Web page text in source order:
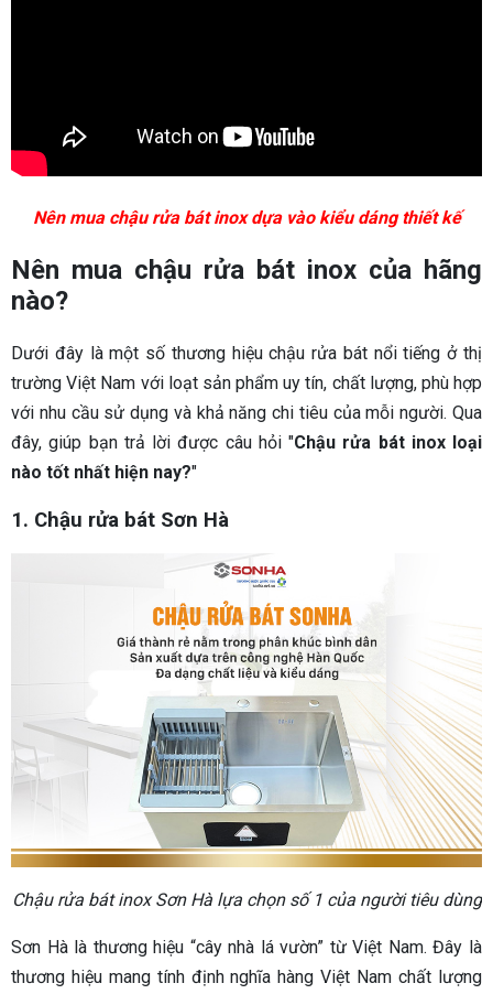
Nên mua chậu rửa bát inox dựa vào kiểu dáng thiết kế
Nên mua chậu rửa bát inox của hãng
nào?
Dưới đây là một số thương hiệu chậu rửa bát nổi tiếng ở thị
trường Việt Nam với loạt sản phẩm uy tín, chất lượng, phù hợp
với nhu cầu sử dụng và khả năng chi tiêu của mỗi người. Qua
đây, giúp bạn trả lời được câu hỏi "Chậu rửa bát inox loại
nào tốt nhất hiện nay?"
1. Chậu rửa bát Sơn Hà
Chậu rửa bát inox Sơn Hà lựa chọn số 1 của người tiêu dùng
Sơn Hà là thương hiệu “cây nhà lá vườn” từ Việt Nam. Đây là
thương hiệu mang tính định nghĩa hàng Việt Nam chất lượng